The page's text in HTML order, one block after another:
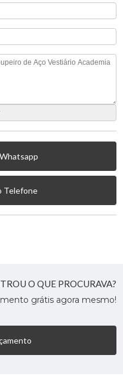
Telefone
O QUE PROCURAVA?
grátis agora mesmo!